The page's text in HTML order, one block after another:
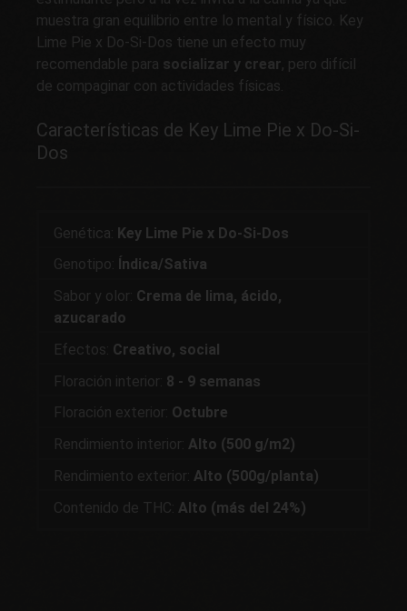
muestra gran equilibrio entre lo mental y físico. Key
Lime Pie x Do-Si-Dos tiene un efecto muy
recomendable para socializar y crear, pero difícil
de compaginar con actividades físicas.
Características de Key Lime Pie x Do-Si-
Dos
Genética: Key Lime Pie x Do-Si-Dos
Genotipo: Índica/Sativa
Sabor y olor: Crema de lima, ácido,
azucarado
Efectos: Creativo, social
Floración interior: 8 - 9 semanas
Floración exterior: Octubre
Rendimiento interior: Alto (500 g/m2)
Rendimiento exterior: Alto (500g/planta)
Contenido de THC: Alto (más del 24%)